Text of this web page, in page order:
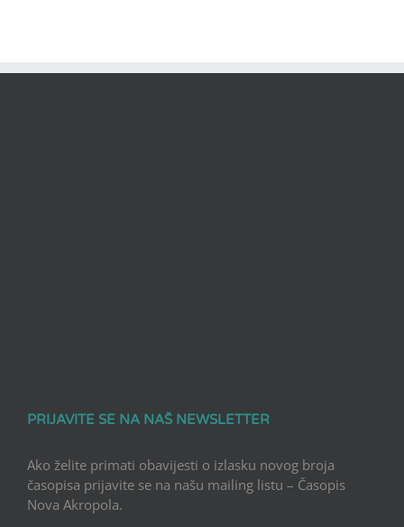
PRIJAVITE SE NA NAŠ NEWSLETTER
Ako želite primati obavijesti o izlasku novog broja
časopisa prijavite se na našu mailing listu – Časopis
Nova Akropola.